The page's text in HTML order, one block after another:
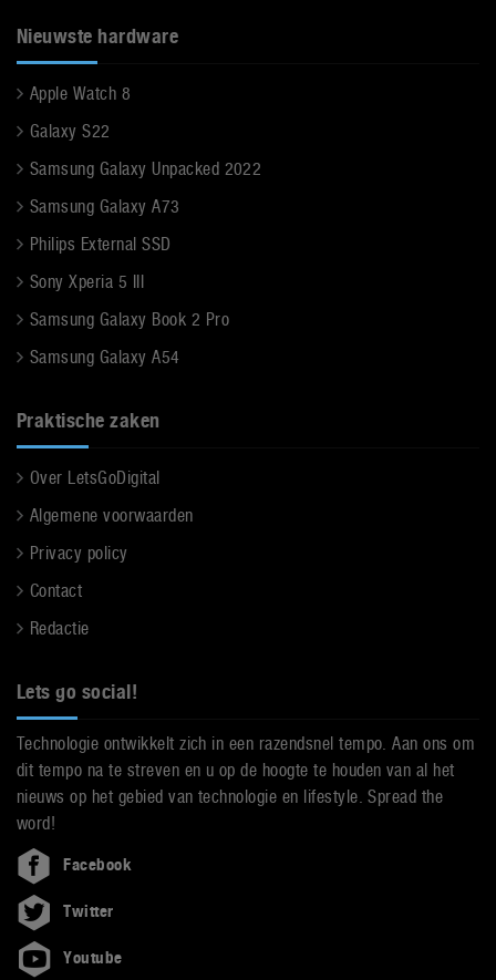
Nieuwste hardware
Apple Watch 8
Galaxy S22
Samsung Galaxy Unpacked 2022
Samsung Galaxy A73
Philips External SSD
Sony Xperia 5 III
Samsung Galaxy Book 2 Pro
Samsung Galaxy A54
Praktische zaken
Over LetsGoDigital
Algemene voorwaarden
Privacy policy
Contact
Redactie
Lets go social!
Technologie ontwikkelt zich in een razendsnel tempo. Aan ons om
dit tempo na te streven en u op de hoogte te houden van al het
nieuws op het gebied van technologie en lifestyle. Spread the
word!
Facebook
Twitter
Youtube